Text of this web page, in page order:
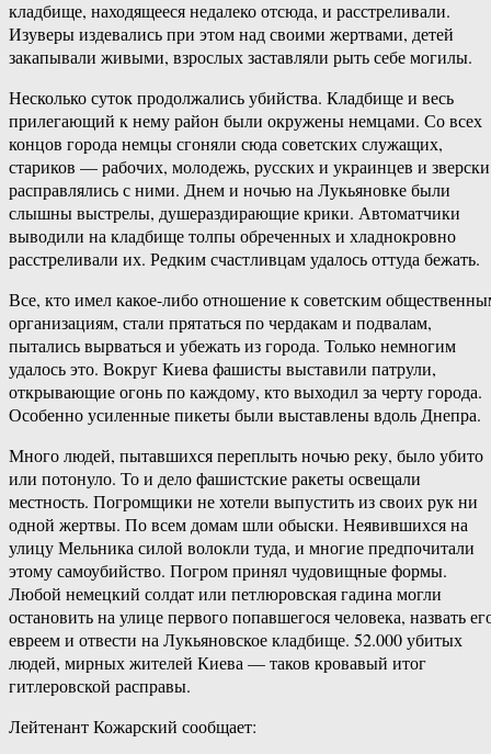
кладбище, находящееся недалеко отсюда, и расстреливали.
Изуверы издевались при этом над своими жертвами, детей
закапывали живыми, взрослых заставляли рыть себе могилы.
Несколько суток продолжались убийства. Кладбище и весь
прилегающий к нему район были окружены немцами. Со всех
концов города немцы сгоняли сюда советских служащих,
стариков — рабочих, молодежь, русских и украинцев и зверски
расправлялись с ними. Днем и ночью на Лукьяновке были
слышны выстрелы, душераздирающие крики. Автоматчики
выводили на кладбище толпы обреченных и хладнокровно
расстреливали их. Редким счастливцам удалось оттуда бежать.
Все, кто имел какое-либо отношение к советским
организациям, стали прятаться по чердакам и подвалам,
пытались вырваться и убежать из города. Только немногим
удалось это. Вокруг Киева фашисты выставили патрули,
открывающие огонь по каждому, кто выходил за черту города.
Особенно усиленные пикеты были выставлены вдоль Днепра.
Много людей, пытавшихся переплыть ночью реку, было убито
или потонуло. То и дело фашистские ракеты освещали
местность. Погромщики не хотели выпустить из своих рук ни
одной жертвы. По всем домам шли обыски. Неявившихся на
улицу Мельника силой волокли туда, и многие предпочитали
этому самоубийство. Погром принял чудовищные формы.
Любой немецкий солдат или петлюровская гадина могли
остановить на улице первого попавшегося человека, назвать
евреем и отвести на Лукьяновское кладбище. 52.000 убитых
людей, мирных жителей Киева — таков кровавый итог
гитлеровской расправы.
Лейтенант Кожарский сообщает: